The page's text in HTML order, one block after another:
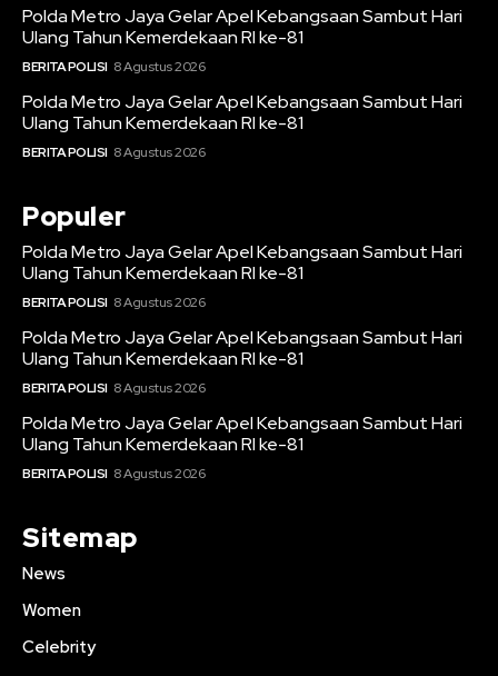
Polda Metro Jaya Gelar Apel Kebangsaan Sambut Hari
Ulang Tahun Kemerdekaan RI ke-81
BERITA POLISI 8 Agustus 2026
Polda Metro Jaya Gelar Apel Kebangsaan Sambut Hari
Ulang Tahun Kemerdekaan RI ke-81
BERITA POLISI 8 Agustus 2026
Populer
Polda Metro Jaya Gelar Apel Kebangsaan Sambut Hari
Ulang Tahun Kemerdekaan RI ke-81
BERITA POLISI 8 Agustus 2026
Polda Metro Jaya Gelar Apel Kebangsaan Sambut Hari
Ulang Tahun Kemerdekaan RI ke-81
BERITA POLISI 8 Agustus 2026
Polda Metro Jaya Gelar Apel Kebangsaan Sambut Hari
Ulang Tahun Kemerdekaan RI ke-81
BERITA POLISI 8 Agustus 2026
Sitemap
News
Women
Celebrity